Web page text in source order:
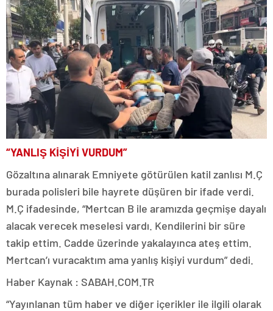
“YANLIŞ KİŞİYİ VURDUM”
Gözaltına alınarak Emniyete götürülen katil zanlısı M.Ç
burada polisleri bile hayrete düşüren bir ifade verdi.
M.Ç ifadesinde, “Mertcan B ile aramızda geçmişe dayalı
alacak verecek meselesi vardı. Kendilerini bir süre
takip ettim. Cadde üzerinde yakalayınca ateş ettim.
Mertcan’ı vuracaktım ama yanlış kişiyi vurdum” dedi.
Haber Kaynak : SABAH.COM.TR
“Yayınlanan tüm haber ve diğer içerikler ile ilgili olarak